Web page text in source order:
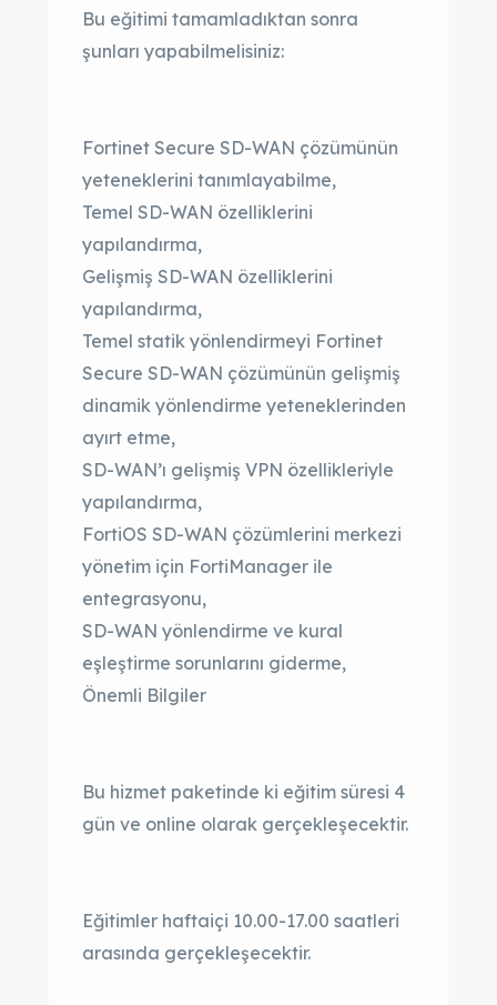
Bu eğitimi tamamladıktan sonra
şunları yapabilmelisiniz:
Fortinet Secure SD-WAN çözümünün
yeteneklerini tanımlayabilme,
Temel SD-WAN özelliklerini
yapılandırma,
Gelişmiş SD-WAN özelliklerini
yapılandırma,
Temel statik yönlendirmeyi Fortinet
Secure SD-WAN çözümünün gelişmiş
dinamik yönlendirme yeteneklerinden
ayırt etme,
SD-WAN’ı gelişmiş VPN özellikleriyle
yapılandırma,
FortiOS SD-WAN çözümlerini merkezi
yönetim için FortiManager ile
entegrasyonu,
SD-WAN yönlendirme ve kural
eşleştirme sorunlarını giderme,
Önemli Bilgiler
Bu hizmet paketinde ki eğitim süresi 4
gün ve online olarak gerçekleşecektir.
Eğitimler haftaiçi 10.00-17.00 saatleri
arasında gerçekleşecektir.